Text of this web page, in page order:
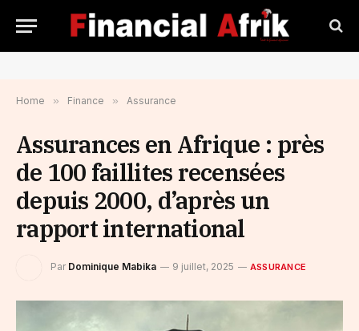
Home » Finance » Assurance
Assurances en Afrique : près
de 100 faillites recensées
depuis 2000, d’après un
rapport international
Par Dominique Mabika 9 juillet, 2025 ASSURANCE